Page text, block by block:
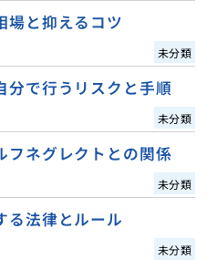
場と抑えるコツ
未分類
分で行うリスクと手順
未分類
フネグレクトとの関係
未分類
る法律とルール
未分類